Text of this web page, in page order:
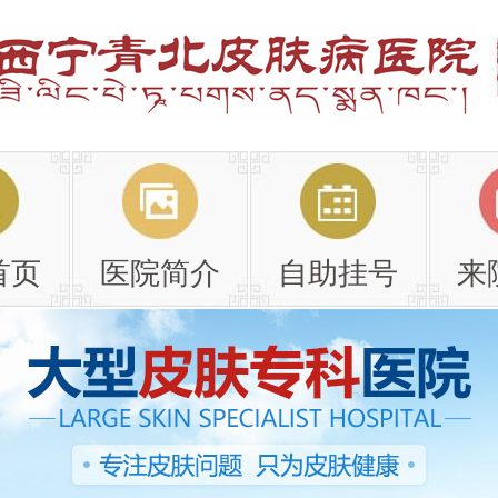
页 医院简介 自助挂号 来